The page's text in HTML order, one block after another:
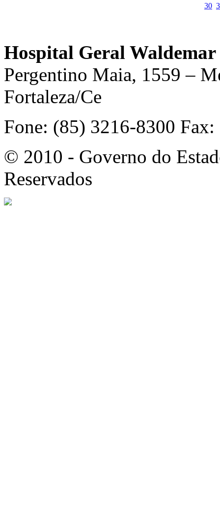
30
Hospital Geral
Pergentino Maia, 1559 –
Fortaleza/Ce
Fone: (85) 3216-8300
© 2010 - Governo do
Reservados